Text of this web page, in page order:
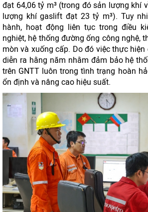
đạt 64,06 tỷ m³ (trong đó sản lượng khí
lượng khí gaslift đạt 23 tỷ m³). Tuy
hành, hoạt động liên tục trong điều
nghiệt, hệ thống đường ống công nghệ,
mòn và xuống cấp. Do đó việc thực hiện
diễn ra hằng năm nhằm đảm bảo hệ
trên GNTT luôn trong tình trạng hoàn
ổn định và nâng cao hiệu suất.